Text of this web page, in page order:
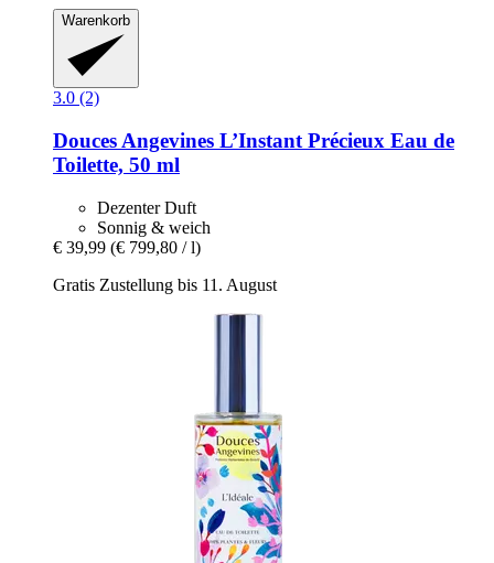
Warenkorb
3.0 (2)
Douces Angevines L’Instant Précieux Eau de
Toilette, 50 ml
Dezenter Duft
Sonnig & weich
€ 39,99 (€ 799,80 / l)
Gratis Zustellung bis 11. August